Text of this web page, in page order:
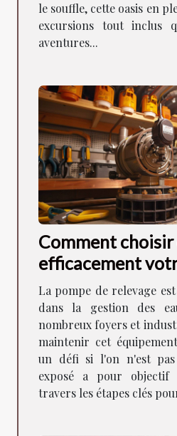
le souffle, cette oasis en
excursions tout inclus
aventures...
Comment
efficacement
relevage
La pompe de relevage
dans la gestion des
nombreux foyers et
maintenir cet
un défi si l'on n'est
exposé a pour
travers les étapes clés